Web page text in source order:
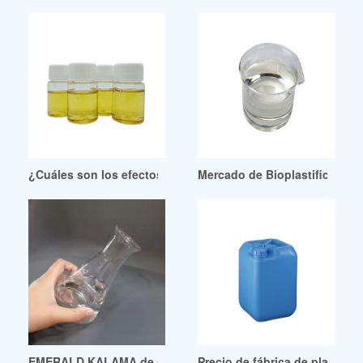
¿Cuáles son los efectos del plastificante en el hormigón?
Mercado de